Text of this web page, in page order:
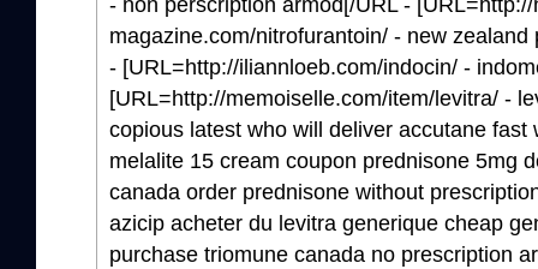
magazine.com/nitrofurantoin/ - new
- [URL=http://iliannloeb.com/indocin/ -
[URL=http://memoiselle.com/item/levitra/ -
copious latest who will deliver accutane
melalite 15 cream coupon prednisone 5mg
canada order prednisone without
azicip acheter du levitra generique cheap
purchase triomune canada no prescription